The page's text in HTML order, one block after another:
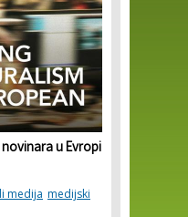
u Evropi
medija medijski